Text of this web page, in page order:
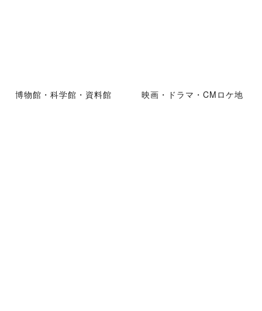
博物館・科学館・資料館 映画・ドラマ・CMロケ地